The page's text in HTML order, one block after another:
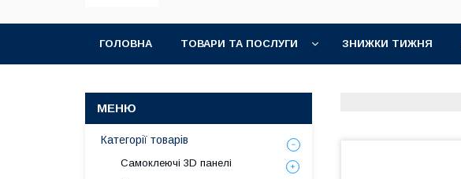
ГОЛОВНА ТОВАРИ ТА ПОСЛУГИ ЗНИЖКИ ТИЖНЯ
Категорії товарів
Самоклеючі 3D панелі